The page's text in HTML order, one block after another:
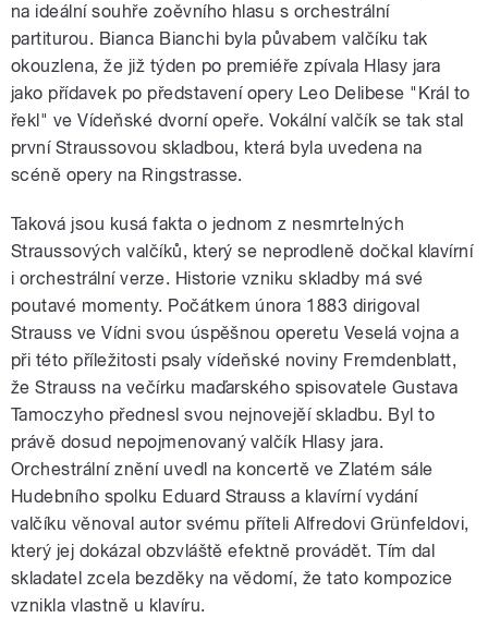
na ideální souhře zoěvního hlasu s orchestrální
partiturou. Bianca Bianchi byla půvabem valčíku tak
okouzlena, že již týden po premiéře zpívala Hlasy jara
jako přídavek po představení opery Leo Delibese "Král to
řekl" ve Vídeňské dvorní opeře. Vokální valčík se tak stal
první Straussovou skladbou, která byla uvedena na
scéně opery na Ringstrasse.
Taková jsou kusá fakta o jednom z nesmrtelných
Straussových valčíků, který se neprodleně dočkal klavírní
i orchestrální verze. Historie vzniku skladby má své
poutavé momenty. Počátkem února 1883 dirigoval
Strauss ve Vídni svou úspěšnou operetu Veselá vojna a
při této příležitosti psaly vídeňské noviny Fremdenblatt,
že Strauss na večírku maďarského spisovatele Gustava
Tamoczyho přednesl svou nejnovejěí skladbu. Byl to
právě dosud nepojmenovaný valčík Hlasy jara.
Orchestrální znění uvedl na koncertě ve Zlatém sále
Hudebního spolku Eduard Strauss a klavírní vydání
valčíku věnoval autor svému příteli Alfredovi Grünfeldovi,
který jej dokázal obzvláště efektně provádět. Tím dal
skladatel zcela bezděky na vědomí, že tato kompozice
vznikla vlastně u klavíru.